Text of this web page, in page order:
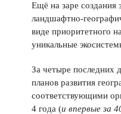
Ещё на заре создания
ландшафтно-
виде приоритетного
уникальные
За четыре последних
планов развития
соответствующими
4 года (и впервые за